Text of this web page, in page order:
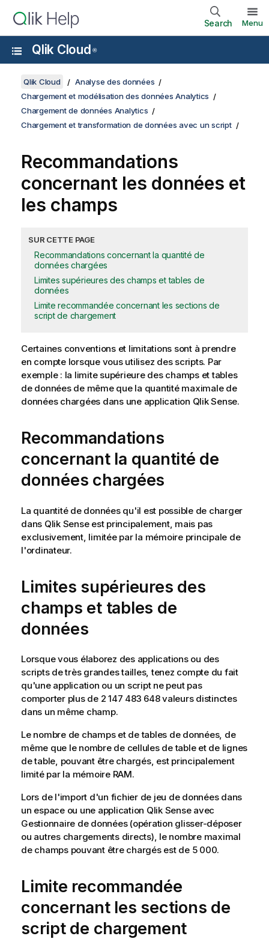
Search Menu
Qlik Cloud ®
Qlik Cloud
Analyse des données
Chargement et modélisation des données Analytics
Chargement de données Analytics
Chargement et transformation de données avec un script
Recommandations
concernant les données et
les champs
SUR CETTE PAGE
Recommandations concernant la quantité de
données chargées
Limites supérieures des champs et tables de
données
Limite recommandée concernant les sections de
script de chargement
Certaines conventions et limitations sont à prendre
en compte lorsque vous utilisez des scripts. Par
exemple : la limite supérieure des champs et tables
de données de même que la quantité maximale de
données chargées dans une application Qlik Sense.
Recommandations
concernant la quantité de
données chargées
La quantité de données qu'il est possible de charger
dans Qlik Senseest principalement, mais pas
exclusivement, limitée par la mémoire principale de
l'ordinateur.
Limites supérieures des
champs et tables de
données
Lorsque vous élaborez des applications ou des
scripts de très grandes tailles, tenez compte du fait
qu'une application ou un script ne peut pas
comporter plus de 2 147 483 648 valeurs distinctes
dans un même champ.
Le nombre de champs et de tables de données, de
même que le nombre de cellules de table et de lignes
de table, pouvant être chargés, est principalement
limité par la mémoire RAM.
Lors de l'import d'un fichier de jeu de données dans
un espace ou une application Qlik Senseavec
Gestionnaire de données(opération glisser-déposer
ou autres chargements directs), le nombre maximal
de champs pouvant être chargés est de 5 000.
Limite recommandée
concernant les sections de
script de chargement